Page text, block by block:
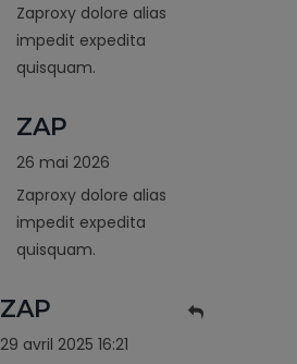
Zaproxy dolore alias
impedit expedita
quisquam.
ZAP
26 mai 2026
Zaproxy dolore alias
impedit expedita
quisquam.
ZAP
29 avril 2025 16:21